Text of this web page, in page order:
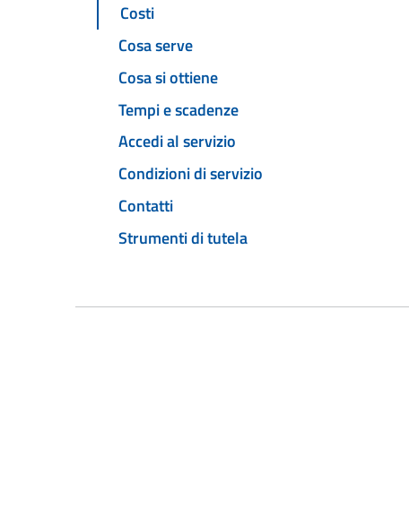
Costi
Cosa serve
Cosa si ottiene
Tempi e scadenze
Accedi al servizio
Condizioni di servizio
Contatti
Strumenti di tutela